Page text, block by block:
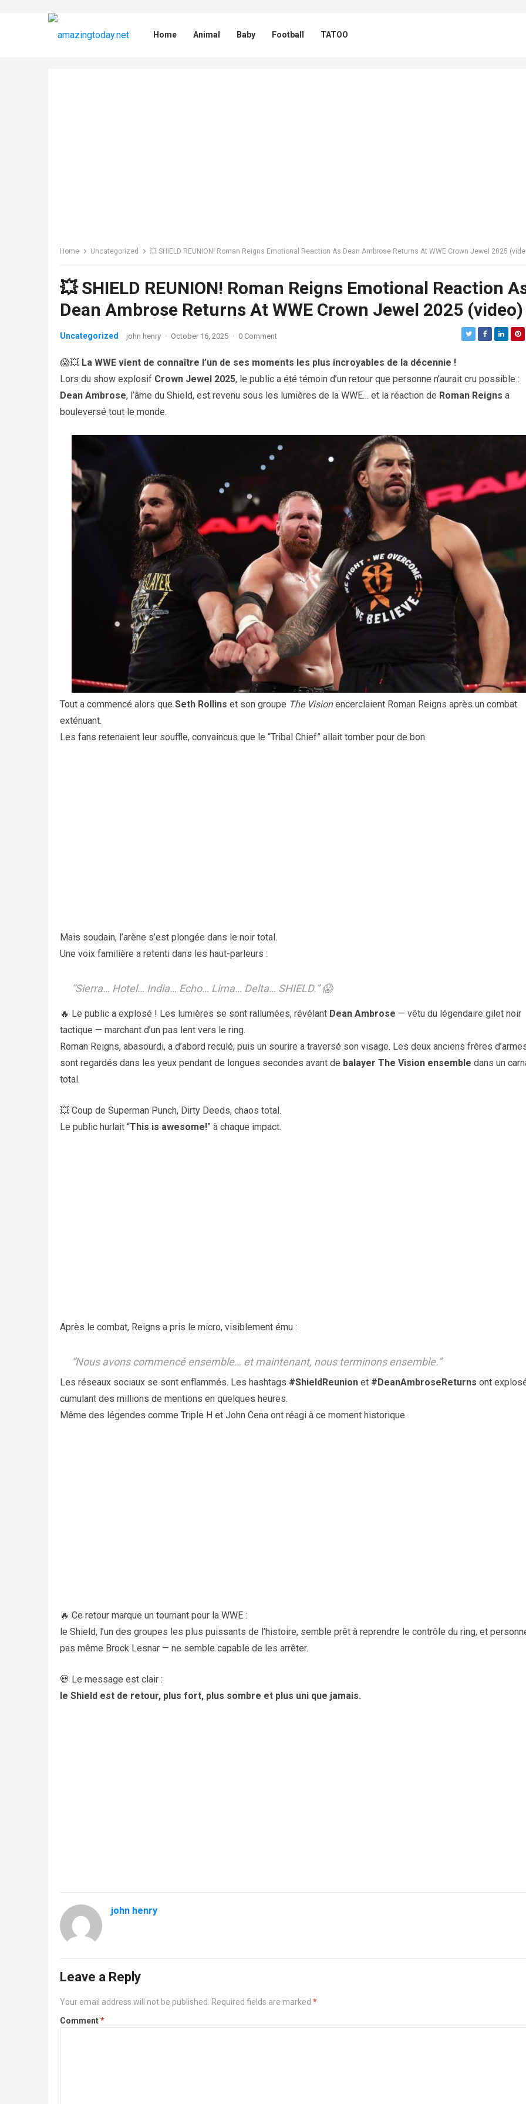
Home Animal Baby Football TATOO
Home Uncategorized 💥 SHIELD REUNION! Roman Reigns Emotional Reaction As Dean Ambrose Returns At WWE Crown Jewel 2025
💥 SHIELD REUNION! Roman Reigns Emotional Reaction
Dean Ambrose Returns At WWE Crown Jewel 2025 (video)
Uncategorized john henry · October 16, 2025 · 0 Comment
😱💥 La WWE vient de connaître l’un de ses moments les plus incroyables de la décennie !
Lors du show explosif Crown Jewel 2025, le public a été témoin d’un retour que personne n’aurait cru possible :
Dean Ambrose, l’âme du Shield, est revenu sous les lumières de la WWE… et la réaction de Roman Reigns a
bouleversé tout le monde.
Tout a commencé alors que Seth Rollins et son groupe The Visionencerclaient Roman Reigns après un combat
exténuant.
Les fans retenaient leur souffle, convaincus que le “Tribal Chief” allait tomber pour de bon.
Mais soudain, l’arène s’est plongée dans le noir total.
Une voix familière a retenti dans les haut-parleurs :
“Sierra… Hotel… India… Echo… Lima… Delta… SHIELD.” 😱
🔥 Le public a explosé ! Les lumières se sont rallumées, révélant Dean Ambrose — vêtu du légendaire gilet noir
tactique — marchant d’un pas lent vers le ring.
Roman Reigns, abasourdi, a d’abord reculé, puis un sourire a traversé son visage. Les deux anciens frères
sont regardés dans les yeux pendant de longues secondes avant de balayer The Vision ensemble dans un
total.
💥 Coup de Superman Punch, Dirty Deeds, chaos total.
Le public hurlait “This is awesome!” à chaque impact.
Après le combat, Reigns a pris le micro, visiblement ému :
“Nous avons commencé ensemble… et maintenant, nous terminons ensemble.”
Les réseaux sociaux se sont enflammés. Les hashtags #ShieldReunion et #DeanAmbroseReturns ont
cumulant des millions de mentions en quelques heures.
Même des légendes comme Triple H et John Cena ont réagi à ce moment historique.
🔥 Ce retour marque un tournant pour la WWE :
le Shield, l’un des groupes les plus puissants de l’histoire, semble prêt à reprendre le contrôle du ring, et
pas même Brock Lesnar — ne semble capable de les arrêter.
💀 Le message est clair :
le Shield est de retour, plus fort, plus sombre et plus uni que jamais.
john henry
Leave a Reply
Your email address will not be published. Required fields are marked *
Comment*